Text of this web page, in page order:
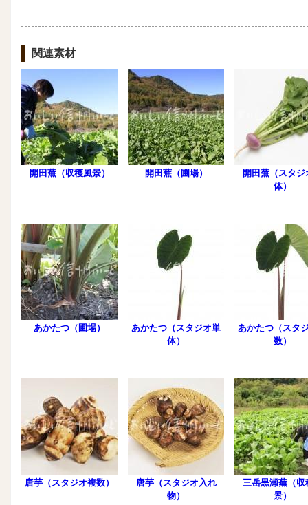
関連素材
開田蕪（収穫風景） 開田蕪（圃場）
開田蕪（スタジ
体）
あかたつ（圃場）
あかたつ（スタジオ単
体）
あかたつ（スタ
数）
唐芋（スタジオ複数）
唐芋（スタジオ入れ
物）
三岳黒瀬蕪（収
景）